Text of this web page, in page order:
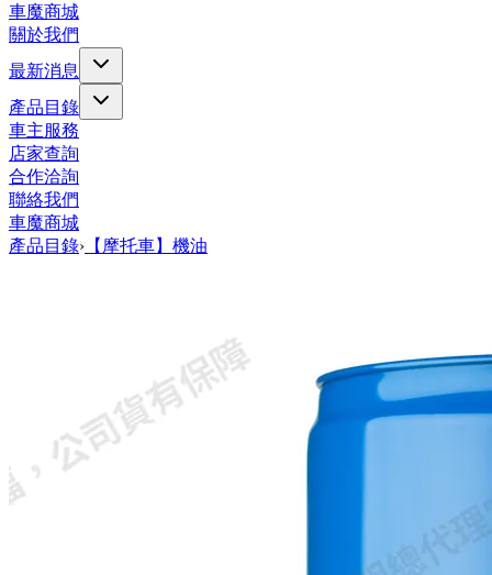
車魔商城
關於我們
最新消息
產品目錄
車主服務
店家查詢
合作洽詢
聯絡我們
車魔商城
產品目錄› 【摩托車】機油